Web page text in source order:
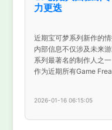
力更迭
近期宝可梦系列新作的
内部信息不仅涉及未来
系列最著名的制作人之
作为近期所有Game
2026-01-16 06:15:05